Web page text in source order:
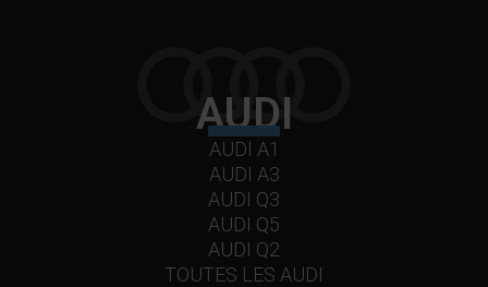
AUDI
AUDI A1
AUDI A3
AUDI Q3
AUDI Q5
AUDI Q2
TOUTES LES AUDI